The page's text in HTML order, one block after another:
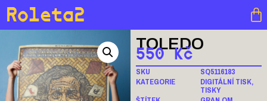
Roleta2
TOLEDO
550 Kč
SKU
SQ5116183
KATEGORIE
DIGITÁLNÍ TISK,
TISKY